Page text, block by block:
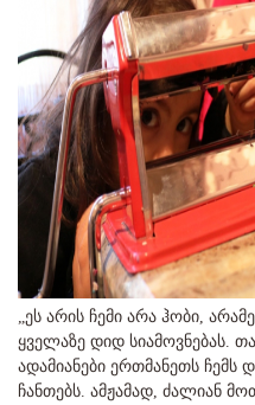
„ეს არის ჩემი არა ჰობი,
ყველაზე დიდ სიამოვნებას.
ადამიანები ერთმანეთს ჩემს
ჩანთებს. ამჟამად, ძალიან